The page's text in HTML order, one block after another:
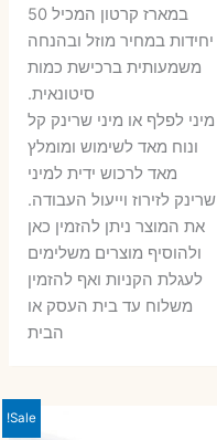
במארז קרטון המכיל 50
יחידות במחיר מוזל ובהנחה
משמעותית ברכישת כמות
סיטונאית.
מיני לפלף או מיני שרינק קל
ונוח מאד לשימוש ומומלץ
מאד לרכוש ידית למיני
שרינק לזירוז וייעול העבודה.
את המוצר ניתן להזמין כאן
ולהוסיף מוצרים משלימים
לעגלת הקניות ואף להזמין
משלוח עד בית העסק או
הבית
Sale!